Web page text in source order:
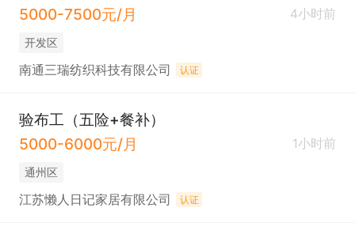
5000-7500元/月
4小时前
开发区
南通三瑞纺织科技有限公司 认证
验布工（五险+餐补）
5000-6000元/月
1小时前
通州区
江苏懒人日记家居有限公司 认证